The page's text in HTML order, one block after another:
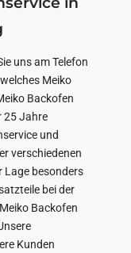
uns am Telefon
Meiko
Backofen
25 Jahre
und
verschiedenen
Lage besonders
bei der
Backofen
Kunden